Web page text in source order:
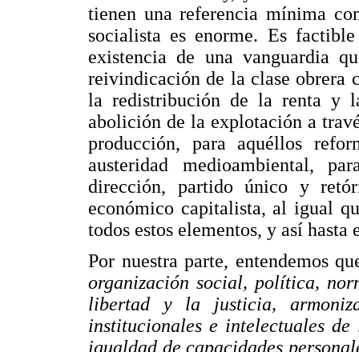
tienen una referencia mínima
socialista es enorme. Es
existencia de una vanguardia
reivindicación de la clase obrera
la redistribución de la renta y
abolición de la explotación a
producción, para aquéllos
austeridad medioambiental,
dirección, partido único y
económico capitalista, al igual
todos estos elementos, y así
Por nuestra parte, entendemos
organización social, política,
libertad y la justicia,
institucionales e intelectuales
igualdad de capacidades